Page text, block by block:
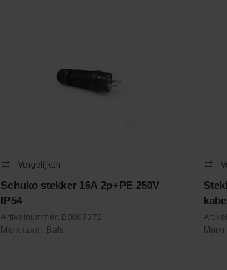
Vergelijken
Schuko stekker 16A 2p+PE 250V
IP54
Artikelnummer: B0007372
Merknaam: Bals